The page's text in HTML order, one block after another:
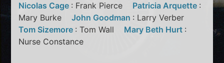
Nicolas Cage : Frank Pierce Patricia Arquette :
Mary BurkeJohn Goodman : Larry Verber
Tom Sizemore : Tom Wall Mary Beth Hurt :
Nurse Constance